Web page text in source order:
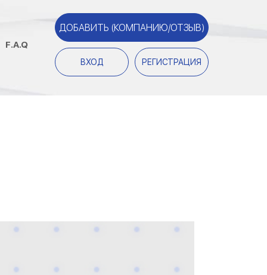
F.A.Q
ДОБАВИТЬ (КОМПАНИЮ/ОТЗЫВ)
ВХОД РЕГИСТРАЦИЯ